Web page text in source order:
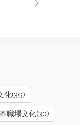
化(39)
職場文化(30)